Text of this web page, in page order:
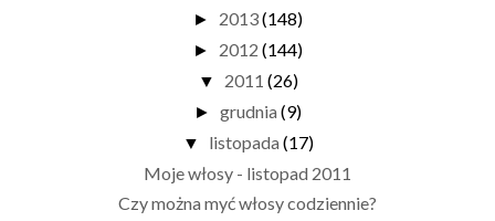
► 2013(148)
► 2012 (144)
▼ 2011 (26)
► grudnia (9)
▼ listopada (17)
Moje włosy - listopad 2011
Czy można myć włosy codziennie?